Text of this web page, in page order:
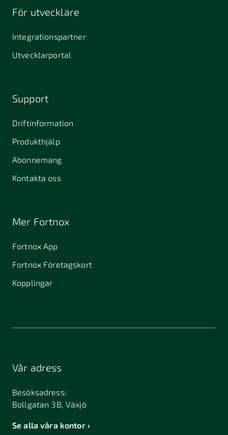
För utvecklare
Integrationspartner
Utvecklarportal
Support
Driftinformation
Produkthjälp
Abonnemang
Kontakta oss
Mer Fortnox
Fortnox App
Fortnox Företagskort
Kopplingar
Vår adress
Besöksadress:
Bollgatan 3B, Växjö
Se alla våra kontor